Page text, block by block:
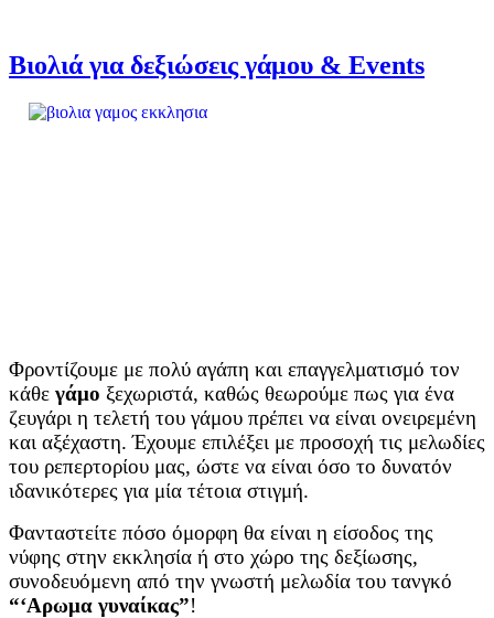
Βιολιά για δεξιώσεις γάμου & Events
Φροντίζουμε με πολύ αγάπη και επαγγελματισμό τον
κάθε γάμο ξεχωριστά, καθώς θεωρούμε πως για ένα
ζευγάρι η τελετή του γάμου πρέπει να είναι ονειρεμένη
και αξέχαστη. Έχουμε επιλέξει με προσοχή τις μελωδίες
του ρεπερτορίου μας, ώστε να είναι όσο το δυνατόν
ιδανικότερες για μία τέτοια στιγμή.
Φανταστείτε πόσο όμορφη θα είναι η είσοδος της
νύφης στην εκκλησία ή στο χώρο της δεξίωσης,
συνοδευόμενη από την γνωστή μελωδία του τανγκό
“‘Αρωμα γυναίκας”!